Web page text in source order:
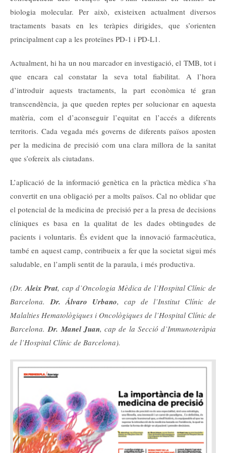
biologia molecular. Per això, existeixen actualment diversos
tractaments basats en les teràpies dirigides, que s’orienten
principalment cap a les proteïnes PD-1 i PD-L1.
Actualment, hi ha un nou marcador en investigació, el TMB, tot i
que encara cal constatar la seva total fiabilitat. A l’hora
d’introduir aquests tractaments, la part econòmica té gran
transcendència, ja que queden reptes per solucionar en aquesta
matèria, com el d’aconseguir l’equitat en l’accés a diferents
territoris. Cada vegada més governs de diferents països aposten
per la medicina de precisió com una clara millora de la sanitat
que s’ofereix als ciutadans.
L’aplicació de la informació genètica en la pràctica mèdica s’ha
convertit en una obligació per a molts països. Cal no oblidar que
el potencial de la medicina de precisió per a la presa de decisions
clíniques es basa en la qualitat de les dades obtingudes de
pacients i voluntaris. És evident que la innovació farmacèutica,
també en aquest camp, contribueix a fer que la societat sigui més
saludable, en l’ampli sentit de la paraula, i més productiva.
(Dr.Aleix Prat, cap d’Oncologia Mèdica de l’Hospital Clínic de
Barcelona.Dr. Álvaro Urbano, cap de l’Institut Clínic de
Malalties Hematològiques i Oncològiques de l’Hospital Clínic de
Barcelona.Dr. Manel Juan, cap de la Secció d’Immunoteràpia
de l’Hospital Clínic de Barcelona).